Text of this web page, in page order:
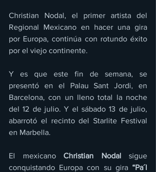
Christian Nodal, el primer artista del
Regional Mexicano en hacer una gira
por Europa, continúa con rotundo éxito
por el viejo continente.
Y es que este fin de semana, se
presentó en el Palau Sant Jordi, en
Barcelona, con un lleno total la noche
del 12 de julio. Y el sábado 13 de julio,
abarrotó el recinto del Starlite Festival
en Marbella.
El mexicano Christian Nodal sigue
conquistando Europa con su gira “Pa´l